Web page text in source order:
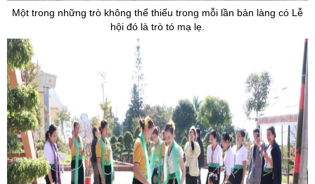
Một trong những trò không thể thiếu trong mỗi lần bản làng có Lễ
hội đó là trò tó mạ lẹ.